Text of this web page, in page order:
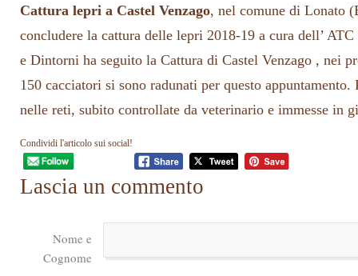
Cattura lepri a Castel Venzago, nel comune di Lonato
concludere la cattura delle lepri 2018-19 a cura dell’
e Dintorni ha seguito la Cattura di Castel Venzago , nei
150 cacciatori si sono radunati per questo
nelle reti, subito controllate da veterinario e immesse in
Condividi l'articolo sui social!
Lascia un commento
Nome e
Cognome